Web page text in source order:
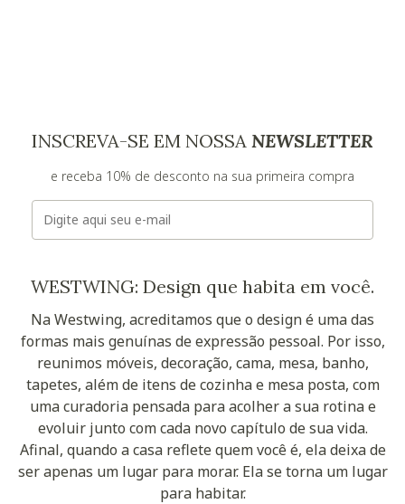
INSCREVA-SE EM NOSSA NEWSLETTER
e receba 10% de desconto na sua primeira compra
WESTWING: Design que habita em você.
Na Westwing, acreditamos que o design é uma das
formas mais genuínas de expressão pessoal. Por isso,
reunimos móveis, decoração, cama, mesa, banho,
tapetes, além de itens de cozinha e mesa posta, com
uma curadoria pensada para acolher a sua rotina e
evoluir junto com cada novo capítulo de sua vida.
Afinal, quando a casa reflete quem você é, ela deixa de
ser apenas um lugar para morar. Ela se torna um lugar
para habitar.